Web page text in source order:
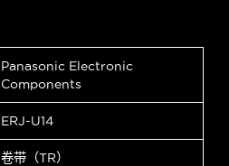
Panasonic Electronic
Components
ERJ-U14
卷带（TR）